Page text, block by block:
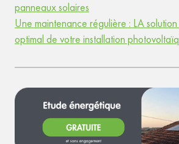
panneaux solaires
Une maintenance régulière : LA
optimal de votre installation